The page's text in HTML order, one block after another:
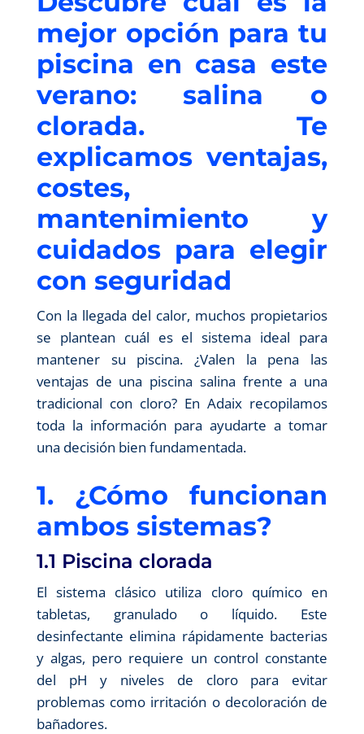
mejor opción para tu
piscina en casa este
verano: salina o
clorada. Te
explicamos ventajas,
costes,
mantenimiento y
cuidados para elegir
con seguridad
Con la llegada del calor, muchos propietarios
se plantean cuál es el sistema ideal para
mantener su piscina. ¿Valen la pena las
ventajas de una piscina salina frente a una
tradicional con cloro? En Adaix recopilamos
toda la información para ayudarte a tomar
una decisión bien fundamentada.
1. ¿Cómo funcionan
ambos sistemas?
1.1 Piscina clorada
El sistema clásico utiliza cloro químico en
tabletas, granulado o líquido. Este
desinfectante elimina rápidamente bacterias
y algas, pero requiere un control constante
del pH y niveles de cloro para evitar
problemas como irritación o decoloración de
bañadores.